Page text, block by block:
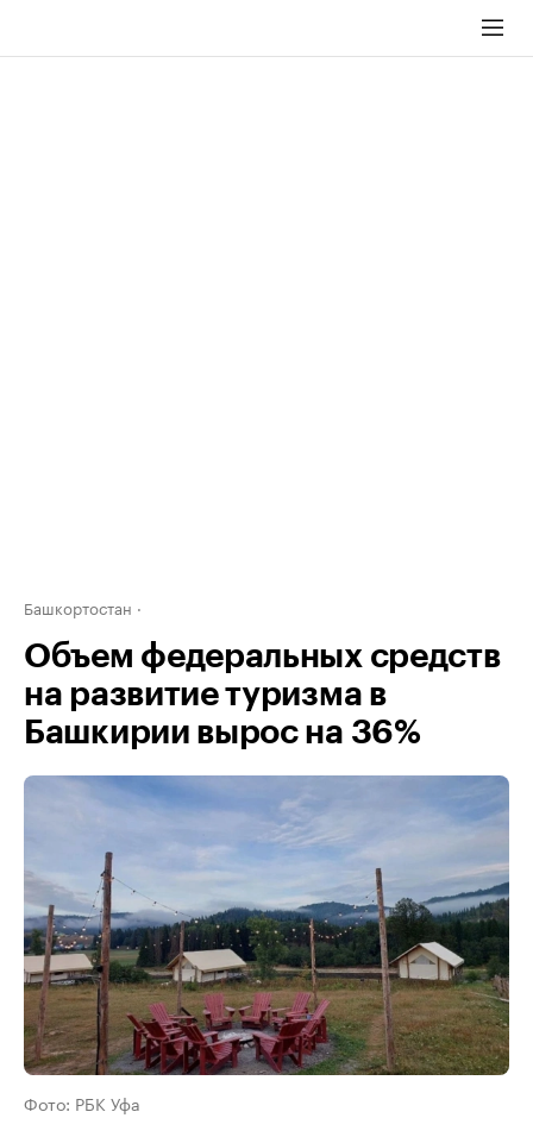
Башкортостан
Объем федеральных средств
на развитие туризма в
Башкирии вырос на 36%
Фото: РБК Уфа